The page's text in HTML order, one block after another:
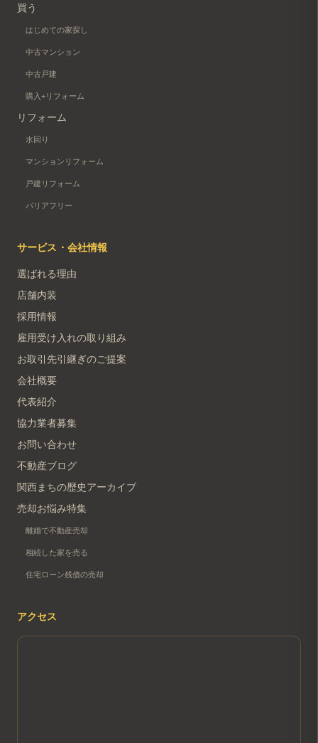
買う
はじめての家探し
中古マンション
中古戸建
購入+リフォーム
リフォーム
水回り
マンションリフォーム
戸建リフォーム
バリアフリー
サービス・会社情報
選ばれる理由
店舗内装
採用情報
雇用受け入れの取り組み
お取引先引継ぎのご提案
会社概要
代表紹介
協力業者募集
お問い合わせ
不動産ブログ
関西まちの歴史アーカイブ
売却お悩み特集
離婚で不動産売却
相続した家を売る
住宅ローン残債の売却
アクセス